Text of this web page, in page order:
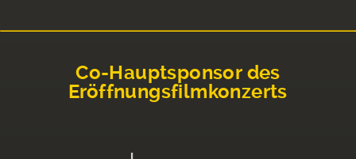
Co-Hauptsponsor des
Eröffnungsfilmkonzerts